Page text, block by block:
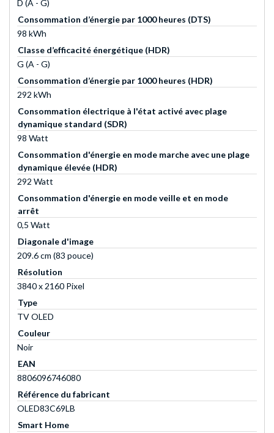
D (A - G)
Consommation d’énergie par 1000 heures (DTS)
98 kWh
Classe d’efficacité énergétique (HDR)
G (A - G)
Consommation d’énergie par 1000 heures (HDR)
292 kWh
Consommation électrique à l'état activé avec plage
dynamique standard (SDR)
98 Watt
Consommation d'énergie en mode marche avec une plage
dynamique élevée (HDR)
292 Watt
Consommation d'énergie en mode veille et en mode
arrêt
0,5 Watt
Diagonale d'image
209.6 cm (83 pouce)
Résolution
3840 x 2160 Pixel
Type
TV OLED
Couleur
Noir
EAN
8806096746080
Référence du fabricant
OLED83C69LB
Smart Home